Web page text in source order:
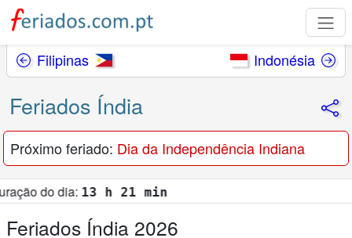
Filipinas Indonésia
Feriados Índia
Próximo feriado: Dia da Independência Indiana
dia: 13 h 21 min
Feriados Índia 2026